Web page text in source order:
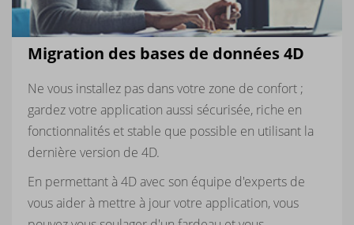
Migration des bases de données 4D
Ne vous installez pas dans votre zone de confort ;
gardez votre application aussi sécurisée, riche en
fonctionnalités et stable que possible en utilisant la
dernière version de 4D.
En permettant à 4D avec son équipe d'experts de
vous aider à mettre à jour votre application, vous